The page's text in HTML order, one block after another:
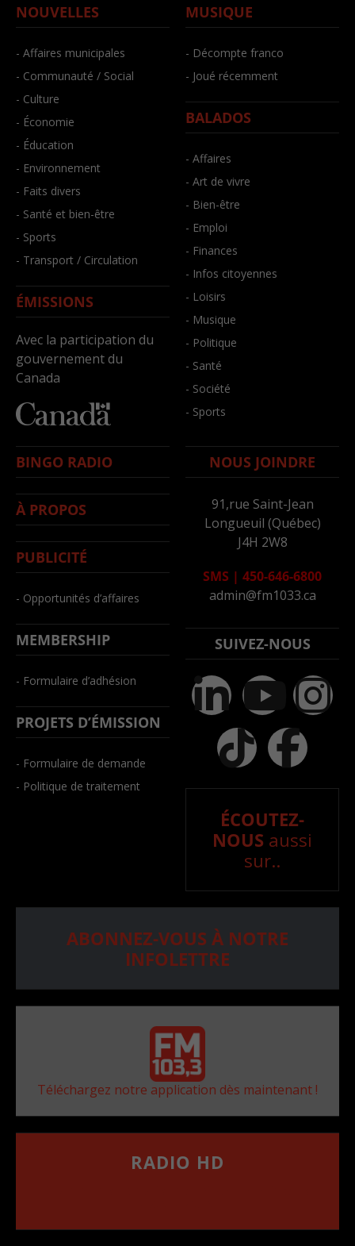
NOUVELLES
- Affaires municipales
- Communauté / Social
- Culture
- Économie
- Éducation
- Environnement
- Faits divers
- Santé et bien-être
- Sports
- Transport / Circulation
ÉMISSIONS
Avec la participation du
gouvernement du
Canada
MUSIQUE
- Décompte franco
- Joué récemment
BALADOS
- Affaires
- Art de vivre
- Bien-être
- Emploi
- Finances
- Infos citoyennes
- Loisirs
- Musique
- Politique
- Santé
- Société
- Sports
BINGO RADIO
À PROPOS
PUBLICITÉ
- Opportunités d’affaires
MEMBERSHIP
- Formulaire d’adhésion
PROJETS D’ÉMISSION
- Formulaire de demande
- Politique de traitement
NOUS JOINDRE
91,rue Saint-Jean
Longueuil (Québec)
J4H 2W8
SMS | 450-646-6800
admin@fm1033.ca
SUIVEZ-NOUS
ÉCOUTEZ-
NOUS aussi
sur..
ABONNEZ-VOUS À NOTRE
INFOLETTRE
Téléchargez notre application dès maintenant !
RADIO HD